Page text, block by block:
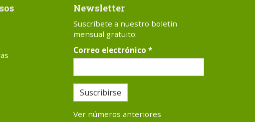
Newsletter
Suscríbete a nuestro boletín
mensual gratuito:
Correo electrónico *
Suscribirse
Ver números anteriores